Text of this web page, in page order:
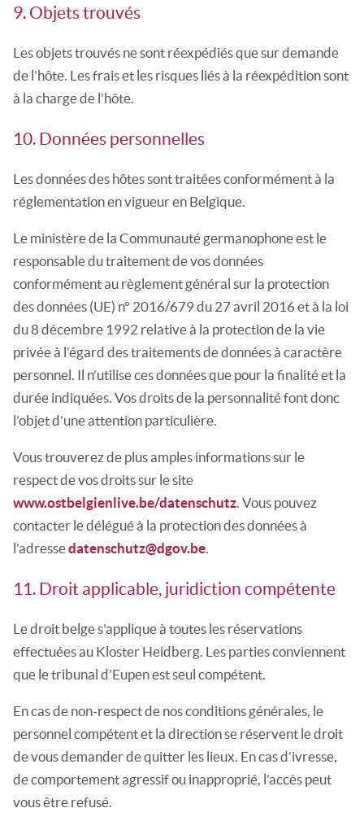
9. Objets trouvés
Les objets trouvés ne sont réexpédiés que sur demande
de l’hôte. Les frais et les risques liés à la réexpédition sont
à la charge de l’hôte.
10. Données personnelles
Les données des hôtes sont traitées conformément à la
réglementation en vigueur en Belgique.
Le ministère de la Communauté germanophone est le
responsable du traitement de vos données
conformément au règlement général sur la protection
des données (UE) n° 2016/679 du 27 avril 2016 et à la loi
du 8 décembre 1992 relative à la protection de la vie
privée à l’égard des traitements de données à caractère
personnel. Il n’utilise ces données que pour la finalité et la
durée indiquées. Vos droits de la personnalité font donc
l’objet d’une attention particulière.
Vous trouverez de plus amples informations sur le
respect de vos droits sur le site
www.ostbelgienlive.be/datenschutz. Vous pouvez
contacter le délégué à la protection des données à
l’adressedatenschutz@dgov.be.
11. Droit applicable, juridiction compétente
Le droit belge s’applique à toutes les réservations
effectuées au Kloster Heidberg. Les parties conviennent
que le tribunal d’Eupen est seul compétent.
En cas de non-respect de nos conditions générales, le
personnel compétent et la direction se réservent le droit
de vous demander de quitter les lieux. En cas d’ivresse,
de comportement agressif ou inapproprié, l’accès peut
vous être refusé.